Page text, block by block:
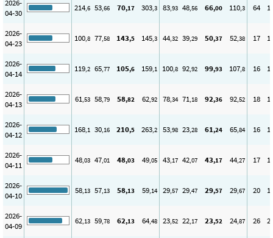
2026-
04-30
214,6 53,66 70,17 303,3 83,93 48,56 66,00 110,3 64
2026-
04-23
100,8 77,58 143,5 145,3 44,32 39,29 50,37 52,38 17
2026-
04-14
119,2 65,77 105,6 159,1 100,8 92,92 99,93 107,8 16
2026-
04-13
61,53 58,79 58,82 62,92 78,34 71,18 92,36 92,52 18
2026-
04-12
168,1 30,16 210,5 263,2 53,98 23,28 61,24 65,84 16
2026-
04-11
48,03 47,01 48,03 49,05 43,17 42,07 43,17 44,27 17
2026-
04-10
58,13 57,13 58,13 59,14 29,57 29,47 29,57 29,67 20
2026-
04-09
62,13 59,78 62,13 64,48 23,52 22,17 23,52 24,87 26